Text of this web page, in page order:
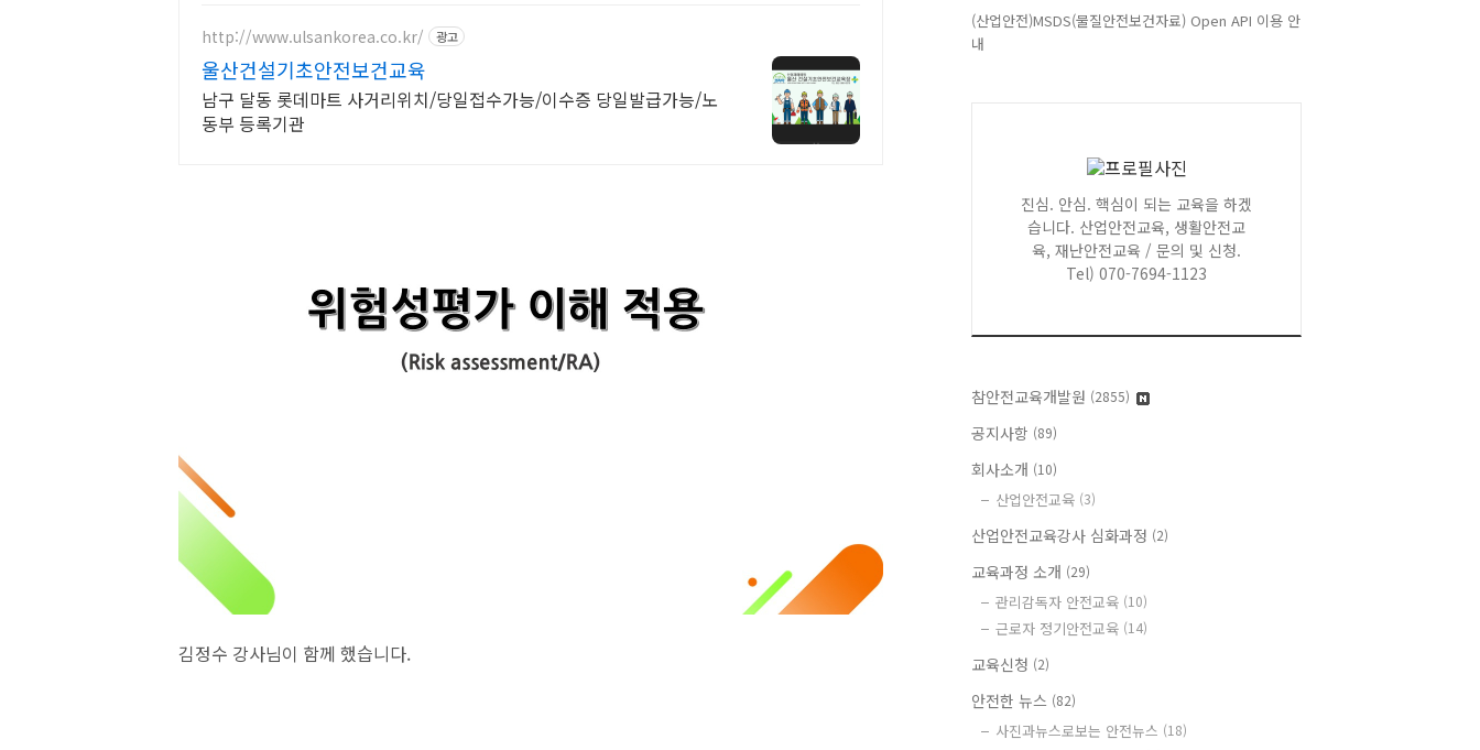
http://www.ulsankorea.co.kr/ 광고
울산건설기초안전보건교육
남구 달동 롯데마트 사거리위치/당일접수가능/이수증 당일발급가능/노
동부 등록기관
김정수 강사님이 함께 했습니다.
(산업안전)MSDS(물질안전보건자료) Open API 이용 안
내
진심. 안심. 핵심이 되는 교육을 하겠
습니다. 산업안전교육, 생활안전교
육, 재난안전교육 / 문의 및 신청.
Tel) 070-7694-1123
참안전교육개발원 (2855)
공지사항 (89)
회사소개 (10)
산업안전교육 (3)
산업안전교육강사 심화과정 (2)
교육과정 소개 (29)
관리감독자 안전교육 (10)
근로자 정기안전교육 (14)
교육신청 (2)
안전한 뉴스 (82)
사진과뉴스로보는 안전뉴스 (18)